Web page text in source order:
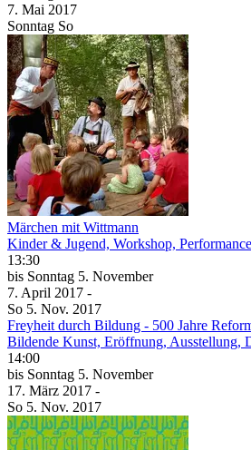
7. Mai 2017
Sonntag So
Märchen mit Wittmann
Kinder & Jugend, Workshop, Performance
13:30
bis Sonntag 5. November
7. April 2017 -
So 5. Nov. 2017
Freyheit durch Bildung - 500 Jahre
Bildende Kunst, Eröffnung, Ausstellung,
14:00
bis Sonntag 5. November
17. März 2017 -
So 5. Nov. 2017